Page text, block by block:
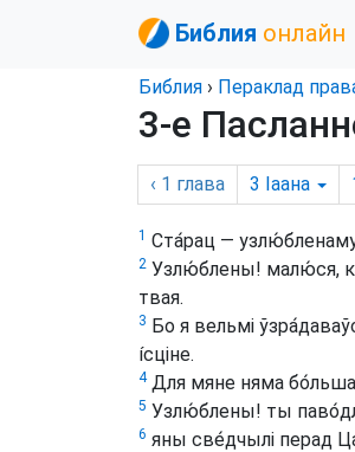
Библия онлайн
Библия › Пераклад
3-е
‹ 1 глава 3 Іаана
1 Ста́рац —
2 Узлю́блены! малю́ся,
твая.
3 Бо я вельмі
íсціне.
4Для мяне няма
5 Узлю́блены! ты
6 яны све́дчылі перад